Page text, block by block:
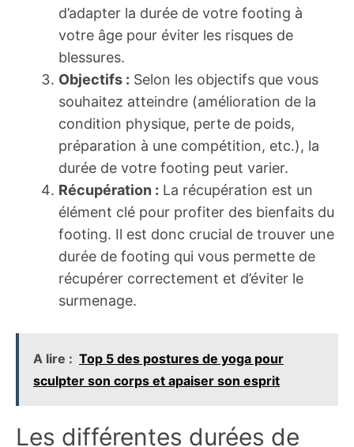
d’adapter la durée de votre footing à
votre âge pour éviter les risques de
blessures.
Objectifs : Selon les objectifs que vous
souhaitez atteindre (amélioration de la
condition physique, perte de poids,
préparation à une compétition, etc.), la
durée de votre footing peut varier.
Récupération : La récupération est un
élément clé pour profiter des bienfaits du
footing. Il est donc crucial de trouver une
durée de footing qui vous permette de
récupérer correctement et d’éviter le
surmenage.
A lire : Top 5 des postures de yoga pour
sculpter son corps et apaiser son esprit
Les différentes durées de